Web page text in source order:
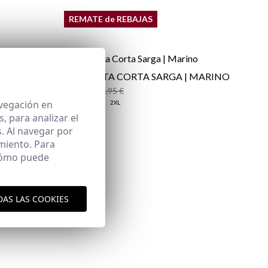
y envíos
REMATE de REBAJAS
CHAQUETA CORTA SARGA | MARINO
59,95 €
2XL
en
para analizar el
Al navegar por
Para
puede
LAS COOKIES